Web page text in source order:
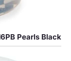
Pearls Black